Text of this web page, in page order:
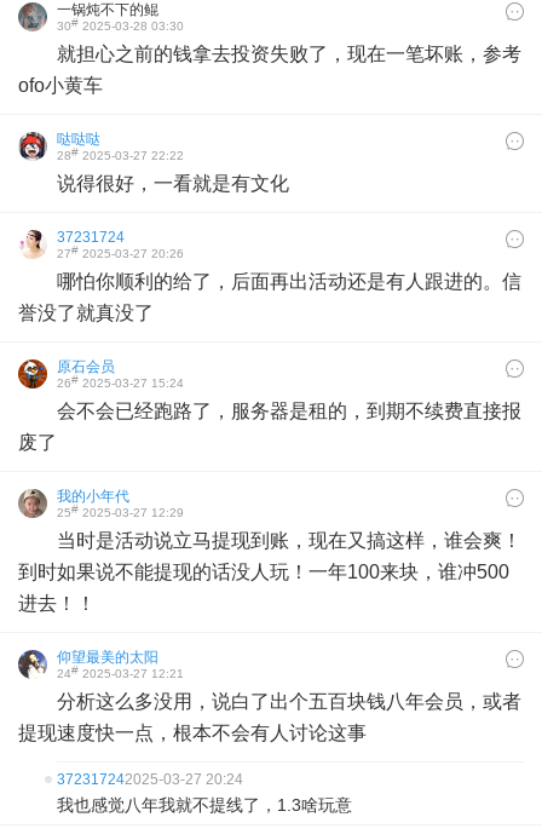
一锅炖不下的鲲
30# 2025-03-28 03:30
就担心之前的钱拿去投资失败了，现在一笔坏账，参考
ofo小黄车
哒哒哒
28# 2025-03-27 22:22
说得很好，一看就是有文化
37231724
27# 2025-03-27 20:26
哪怕你顺利的给了，后面再出活动还是有人跟进的。信
誉没了就真没了
原石会员
26# 2025-03-27 15:24
会不会已经跑路了，服务器是租的，到期不续费直接报
废了
我的小年代
25# 2025-03-27 12:29
当时是活动说立马提现到账，现在又搞这样，谁会爽！
到时如果说不能提现的话没人玩！一年100来块，谁冲500
进去！！
仰望最美的太阳
24# 2025-03-27 12:21
分析这么多没用，说白了出个五百块钱八年会员，或者
提现速度快一点，根本不会有人讨论这事
372317242025-03-27 20:24
我也感觉八年我就不提线了，1.3啥玩意